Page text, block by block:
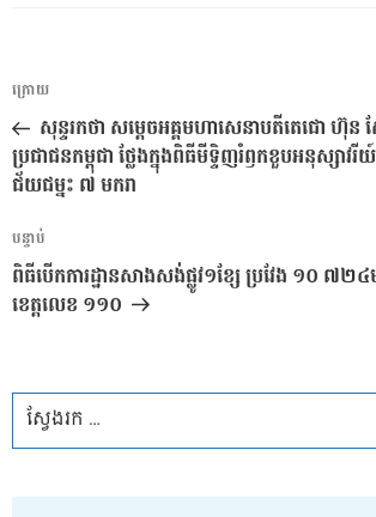
ការ​
នាំទិស​
ប្រកាស
អត្ថបទ
មុន
ក្រោយ
សុន្ទរកថា សម្តេចអគ្គមហាសេនាបតីតេជោ ហ៊ុ
ប្រជាជនកម្ពុជា ថ្លែងក្នុងពិធីមីទ្ទិញរំឭកខួបអនុស្សាវ
ជ័យជម្នះ ៧ មករា
អត្ថបទ
បន្ទាប់
បន្ទាប់
ពិធីបើកការដ្ឋានសាងសង់ផ្លូវ១ខ្សែ ប្រវែង ១០ ៧២៤
ខេត្តលេខ ១១០